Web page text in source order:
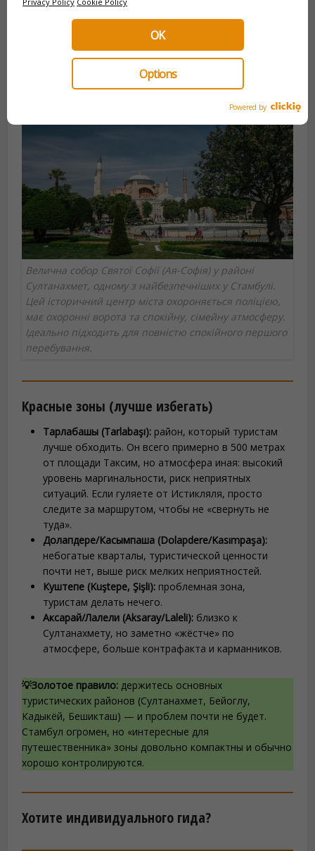
«состоятельные» кварталы вдоль Босфора.
Спокойно и красиво, но чуть дальше от
исторического центра.
Велична собор Святої Софії (Ая-Софія) у районі
Султанахмет, одному з найбезпечніших у Стамбулі.
Цей історичний центр міста охороняється поліцією,
має охоронні ворота та спокійну, сімейну атмосферу.
Ідеально підходить для повністю спокійного першого
перебування.
Красные зоны (лучше избегать)
Тарлабашы (Tarlabaşı): район, который туристам
лучше обходить. Он всего примерно в 500 метрах
от площади Таксим, но атмосфера иная: высокий
уровень маргинальности, риск неприятных
ситуаций. Если гуляете от Истикляля, просто
следите за маршрутом, чтобы не «свернуть не
туда».
Долапдере/Касымпаша (Dolapdere/Kasımpaşa):
небогатые кварталы, туристической ценности
почти нет, выше риск мелких неприятностей.
Куштепе (Kuştepe, Şişli): проблемная зона,
туристам делать нечего.
Аксарай/Лалели (Aksaray/Laleli): близко к
Султанахмету, но заметно «жёстче» по
атмосфере, больше контрафакта и карманников.
💡Золотое правило: держитесь основных
туристических районов (Султанахмет, Бейоглу,
Кадыкёй, Бешикташ) — и проблем почти не будет.
Стамбул огромен, но «интересные для
путешественника» зоны довольно компактны и обычно
хорошо контролируются.
Хотите индивидуального гида?
Options
OK
Powered by